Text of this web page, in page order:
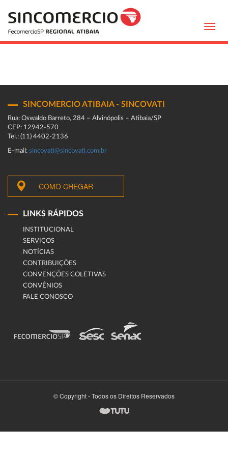
SINCOMERCIO ATIBAIA - SINCOVATI
Rua: Oswaldo Barreto, 284 – Alvinópolis – Atibaia/SP
CEP: 12942-570
Tel.: (11) 4402-2136
E-mail: sincovati@sincovati.com.br
COMO CHEGAR
LINKS RÁPIDOS
INSTITUCIONAL
SERVIÇOS
NOTÍCIAS
CONTRIBUIÇÕES
CONVENÇÕES COLETIVAS
CONVÊNIOS
FALE CONOSCO
© Copyright - Todos os Direitos Reservados